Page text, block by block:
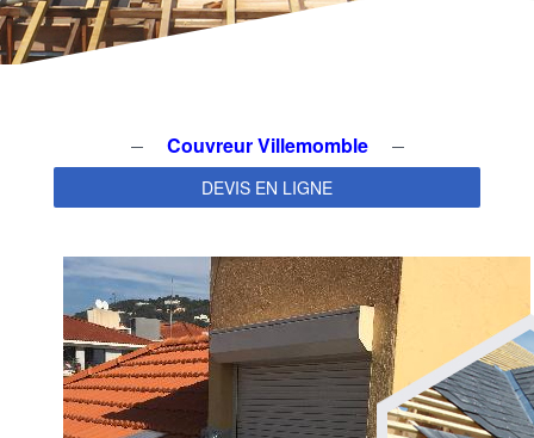
Couvreur Villemomble
DEVIS EN LIGNE